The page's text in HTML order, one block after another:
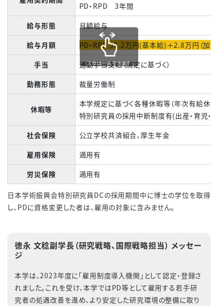
PD・ RPD 3年間
給与形態
月額給与
給与月額
PD・RPD 36.2万円(基本給)＋2.8万円（加算
手当
通勤手当支給（規定に基づく）
勤務形態
裁量労働制
休暇等
本学規定に基づく各種休暇等（年次有給休暇
特別研究員の採用中断制度有(出産・育児・
社会保険
公立学校共済組合、厚生年金
雇用保険
適用有
労災保険
適用有
スクロールできます
日本学術振興会特別研究員 DCの採用期間中に博士の学位を取得
し、 PDに資格変更した者は、雇用の対象に含みません。
徳永 文稔副学長（研究戦略、国際戦略担当） メッセー
ジ
本学は、2023年度に「雇用制度導入機関」として認定・登録さ
れました。これを受け、本学ではPD等として雇用する若手研
究者の処遇改善を進め、より安定した研究環境の整備に取り